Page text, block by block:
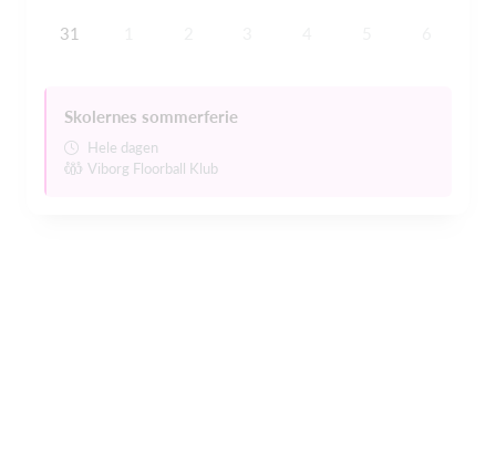
31
Skolernes sommerferie
Hele dagen
Viborg Floorball Klub